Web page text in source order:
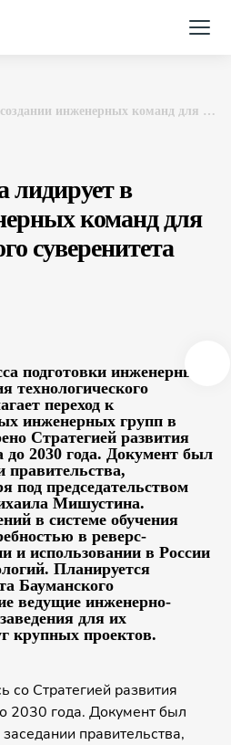
МГТУ Баумана лидирует в создании инженерных команд для технологического суверенитета
в
команд для
суверенитета
подготовки инженерных
технологического
переход к
инженерных групп в
Стратегией развития
2030 года. Документ был
правительства,
под председательством
Мишустина.
в системе обучения
в реверс-
и использовании в России
Планируется
Бауманского
ведущие инженерно-
для их
крупных проектов.
со Стратегией развития
2030 года. Документ был
правительства,